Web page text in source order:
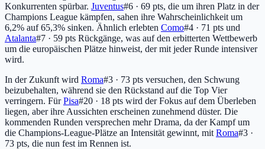
Konkurrenten spürbar. Juventus#6 · 69 pts, die um ihren Platz in der
Champions League kämpfen, sahen ihre Wahrscheinlichkeit um
6,2% auf 65,3% sinken. Ähnlich erlebten Como#4 · 71 pts und
Atalanta#7 · 59 pts Rückgänge, was auf den erbitterten Wettbewerb
um die europäischen Plätze hinweist, der mit jeder Runde intensiver
wird.
In der Zukunft wird Roma#3 · 73 pts versuchen, den Schwung
beizubehalten, während sie den Rückstand auf die Top Vier
verringern. FürPisa#20 · 18 pts wird der Fokus auf dem Überleben
liegen, aber ihre Aussichten erscheinen zunehmend düster. Die
kommenden Runden versprechen mehr Drama, da der Kampf um
die Champions-League-Plätze an Intensität gewinnt, mit Roma#3 ·
73 pts, die nun fest im Rennen ist.